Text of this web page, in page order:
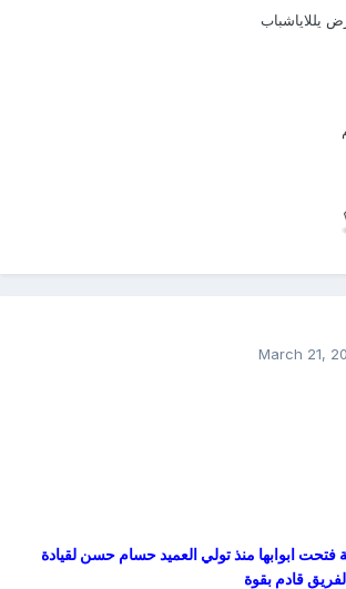
يللاياشباب
March 21,
ابوابها منذ تولي العميد حسام حسن لقيادة
قادم بقوة